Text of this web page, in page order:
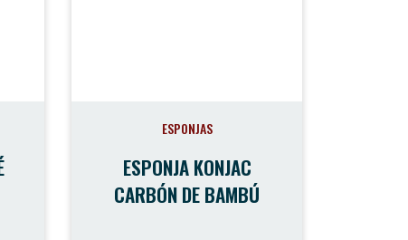
ESPONJAS
ESPONJA KONJAC
CARBÓN DE BAMBÚ